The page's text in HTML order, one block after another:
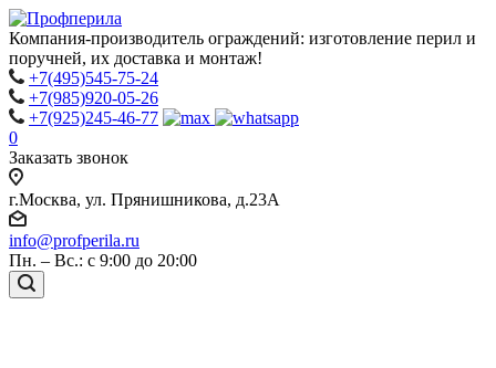
Компания-производитель ограждений: изготовление перил и
поручней, их доставка и монтаж!
+7(495)545-75-24
+7(985)920-05-26
+7(925)245-46-77
0
Заказать звонок
г.Москва, ул. Прянишникова, д.23А
info@profperila.ru
Пн. – Вс.: с 9:00 до 20:00